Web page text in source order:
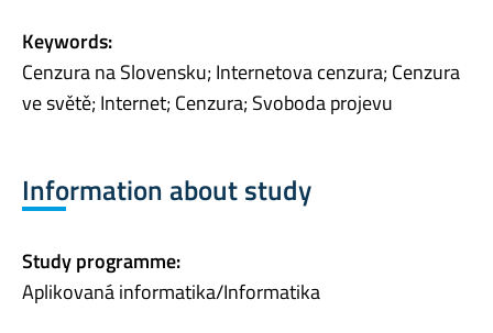
Keywords:
Cenzura na Slovensku; Internetova cenzura; Cenzura
ve světě; Internet; Cenzura; Svoboda projevu
Information about study
Study programme:
Aplikovaná informatika/Informatika